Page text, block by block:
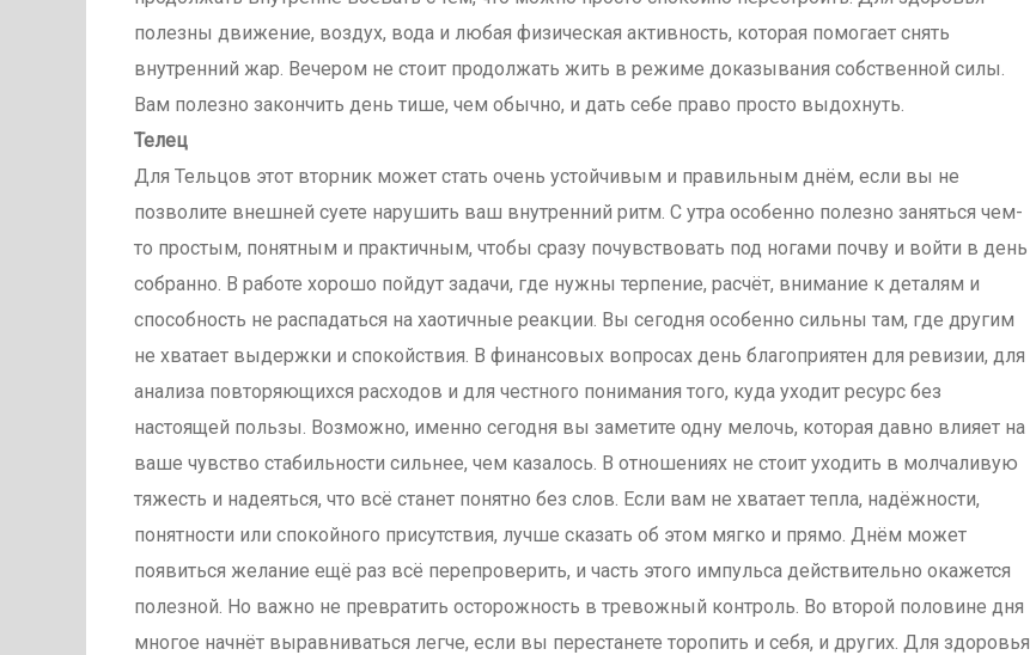
полезны движение, воздух, вода и любая физическая активность, которая помогает снять
внутренний жар. Вечером не стоит продолжать жить в режиме доказывания собственной силы.
Вам полезно закончить день тише, чем обычно, и дать себе право просто выдохнуть.
Телец
Для Тельцов этот вторник может стать очень устойчивым и правильным днём, если вы не
позволите внешней суете нарушить ваш внутренний ритм. С утра особенно полезно заняться чем-
то простым, понятным и практичным, чтобы сразу почувствовать под ногами почву и войти в день
собранно. В работе хорошо пойдут задачи, где нужны терпение, расчёт, внимание к деталям и
способность не распадаться на хаотичные реакции. Вы сегодня особенно сильны там, где другим
не хватает выдержки и спокойствия. В финансовых вопросах день благоприятен для ревизии, для
анализа повторяющихся расходов и для честного понимания того, куда уходит ресурс без
настоящей пользы. Возможно, именно сегодня вы заметите одну мелочь, которая давно влияет на
ваше чувство стабильности сильнее, чем казалось. В отношениях не стоит уходить в молчаливую
тяжесть и надеяться, что всё станет понятно без слов. Если вам не хватает тепла, надёжности,
понятности или спокойного присутствия, лучше сказать об этом мягко и прямо. Днём может
появиться желание ещё раз всё перепроверить, и часть этого импульса действительно окажется
полезной. Но важно не превратить осторожность в тревожный контроль. Во второй половине дня
многое начнёт выравниваться легче, если вы перестанете торопить и себя, и других. Для здоровья